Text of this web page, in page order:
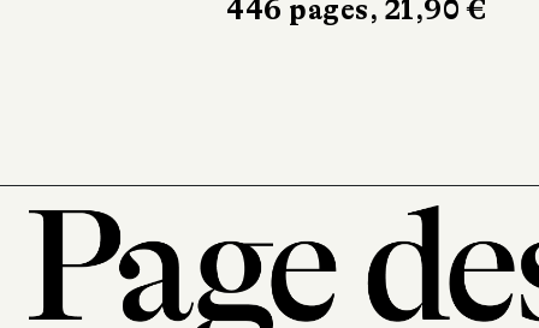
Récamier